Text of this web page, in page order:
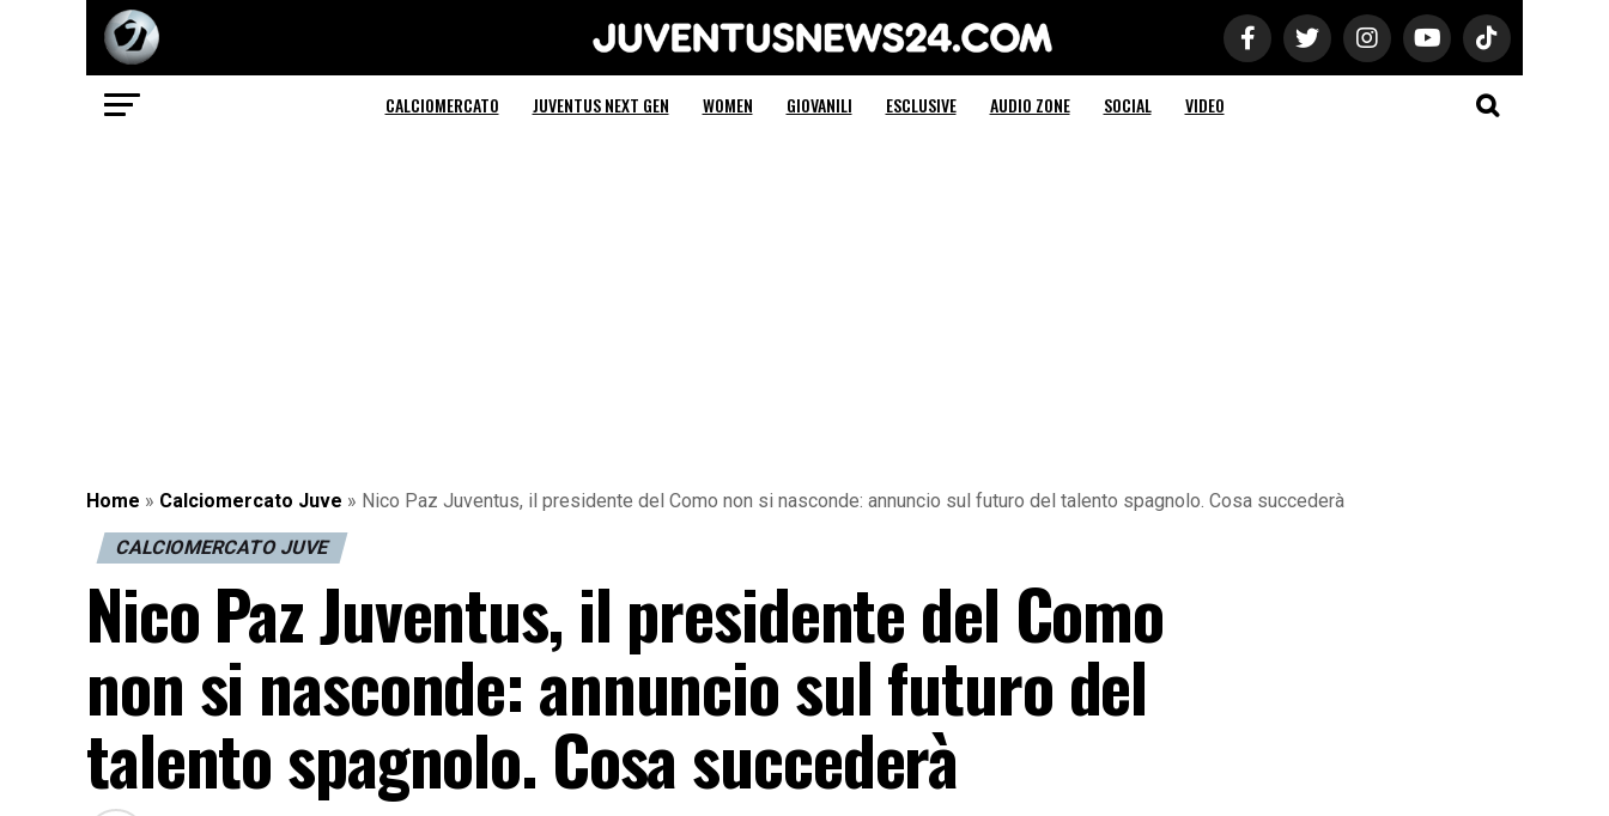
Juventus News 24
CALCIOMERCATO JUVENTUS NEXT GEN WOMEN GIOVANILI ESCLUSIVE AUDIO ZONE SOCIAL VIDEO
Home » Calciomercato Juve » Nico Paz Juventus, il presidente del Como non si nasconde: annuncio sul futuro del talento spagnolo. Cosa succederà
CALCIOMERCATO JUVE
Nico Paz Juventus, il presidente del Como
non si nasconde: annuncio sul futuro del
talento spagnolo. Cosa succederà